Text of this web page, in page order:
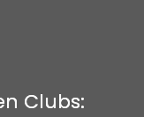
Clubs: